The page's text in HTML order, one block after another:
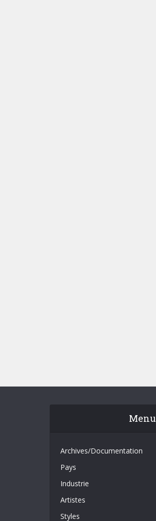
Menu
Archives/Documentation
Pays
Industrie
Artistes
Styles